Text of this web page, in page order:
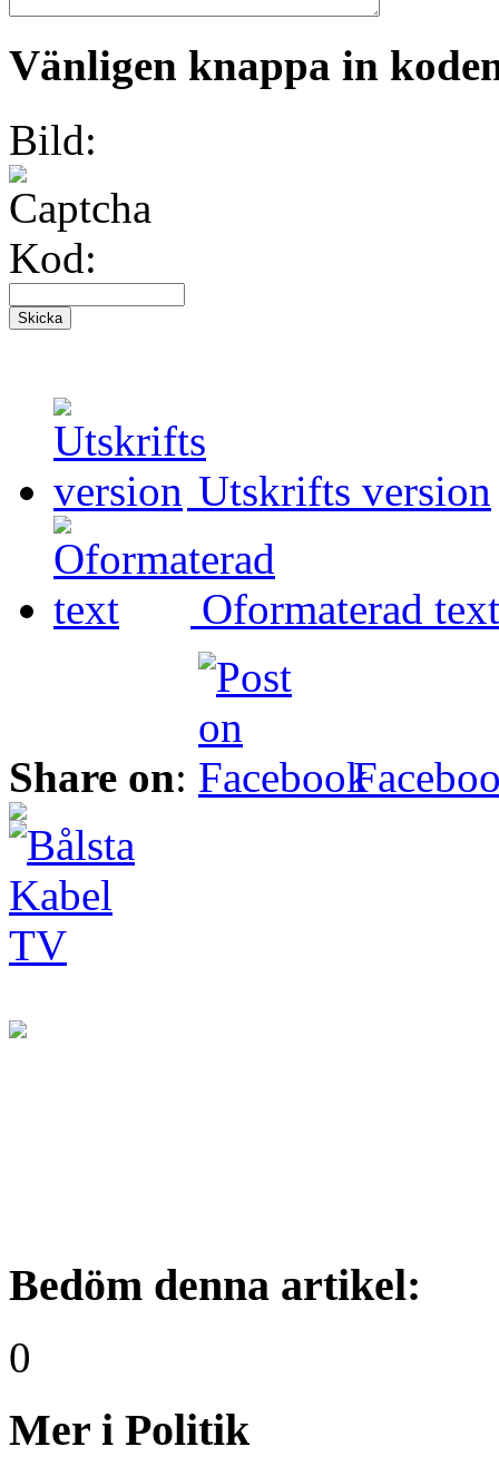
Vänligen knappa in
Bild:
Kod:
Utskrifts version
Oformaterad text
Share on:
Bedöm denna artikel:
0
Mer i Politik